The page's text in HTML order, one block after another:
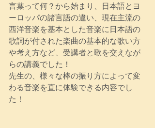
言葉って何？から始まり、日本語とヨ
ーロッパの諸言語の違い、現在主流の
西洋音楽を基本とした音楽に日本語の
歌詞が付された楽曲の基本的な歌い方
や考え方など、受講者と歌を交えなが
らの講義でした！
先生の、様々な棒の振り方によって変
わる音楽を直に体験できる内容でし
た！